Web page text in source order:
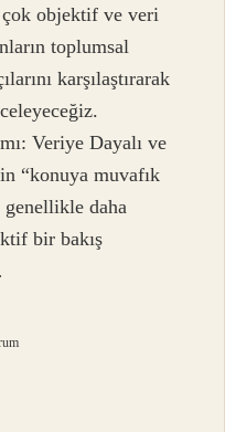
çok objektif ve veri
toplumsal
karşılaştırarak
Veriye Dayalı ve
“konuya muvafık
genellikle daha
bir bakış